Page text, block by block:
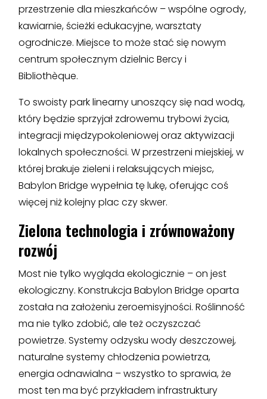
przestrzenie dla mieszkańców – wspólne ogrody,
kawiarnie, ścieżki edukacyjne, warsztaty
ogrodnicze. Miejsce to może stać się nowym
centrum społecznym dzielnic Bercy i
Bibliothèque.
To swoisty park linearny unoszący się nad wodą,
który będzie sprzyjał zdrowemu trybowi życia,
integracji międzypokoleniowej oraz aktywizacji
lokalnych społeczności. W przestrzeni miejskiej, w
której brakuje zieleni i relaksujących miejsc,
Babylon Bridge wypełnia tę lukę, oferując coś
więcej niż kolejny plac czy skwer.
Zielona technologia i zrównoważony
rozwój
Most nie tylko wygląda ekologicznie – on jest
ekologiczny. Konstrukcja Babylon Bridge oparta
została na założeniu zeroemisyjności. Roślinność
ma nie tylko zdobić, ale też oczyszczać
powietrze. Systemy odzysku wody deszczowej,
naturalne systemy chłodzenia powietrza,
energia odnawialna – wszystko to sprawia, że
most ten ma być przykładem infrastruktury